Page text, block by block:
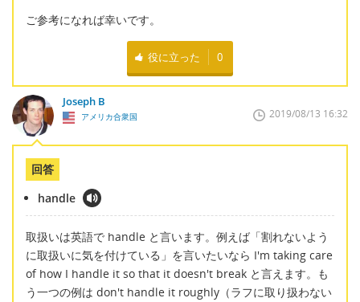
ご参考になれば幸いです。
役に立った 0
Joseph B
アメリカ合衆国 2019/08/13 16:32
回答
handle
取扱いは英語で handle と言います。例えば「割れないよう
に取扱いに気を付けている」を言いたいなら I'm taking care
of how I handle it so that it doesn't break と言えます。も
う一つの例は don't handle it roughly（ラフに取り扱わない